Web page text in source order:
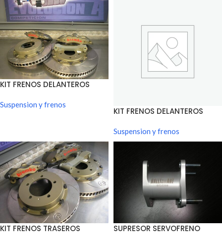
KIT FRENOS DELANTEROS
355mm
Suspension y frenos
KIT FRENOS DELANTEROS
Suspension y frenos
KIT FRENOS TRASEROS
SUPRESOR SERVOFRENO